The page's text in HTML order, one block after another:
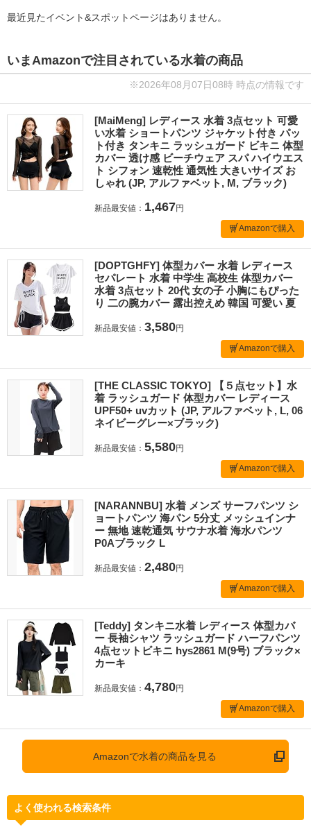
最近見たイベント&スポットページはありません。
いまAmazonで注目されている水着の商品
※2026年08月07日08時 時点の情報です
[MaiMeng] レディース 水着 3点セット 可愛
い水着 ショートパンツ ジャケット付き パッ
ト付き タンキニ ラッシュガード ビキニ 体型
カバー 透け感 ビーチウェア スパ ハイウエス
ト シフォン 速乾性 通気性 大きいサイズ お
しゃれ (JP, アルファベット, M, ブラック)
新品最安値： 1,467円
Amazonで購入
[DOPTGHFY] 体型カバー 水着 レディース
セパレート 水着 中学生 高校生 体型カバー
水着 3点セット 20代 女の子 小胸にもぴった
り 二の腕カバー 露出控えめ 韓国 可愛い 夏
新品最安値： 3,580円
Amazonで購入
[THE CLASSIC TOKYO] 【５点セット】水
着 ラッシュガード 体型カバー レディース
UPF50+ uvカット (JP, アルファベット, L, 06
ネイビーグレー×ブラック)
新品最安値： 5,580円
Amazonで購入
[NARANNBU] 水着 メンズ サーフパンツ シ
ョートパンツ 海パン 5分丈 メッシュインナ
ー 無地 速乾通気 サウナ水着 海水パンツ
P0Aブラック L
新品最安値： 2,480円
Amazonで購入
[Teddy] タンキニ水着 レディース 体型カバ
ー 長袖シャツ ラッシュガード ハーフパンツ
4点セットビキニ hys2861 M(9号) ブラック×
カーキ
新品最安値： 4,780円
Amazonで購入
Amazonで水着の商品を見る
よく使われる検索条件